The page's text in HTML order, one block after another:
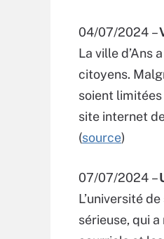
04/07/2024 –
La ville d’Ans
citoyens.
soient
site internet
(source)
07/07/2024 –
L’université
sérieuse, qui